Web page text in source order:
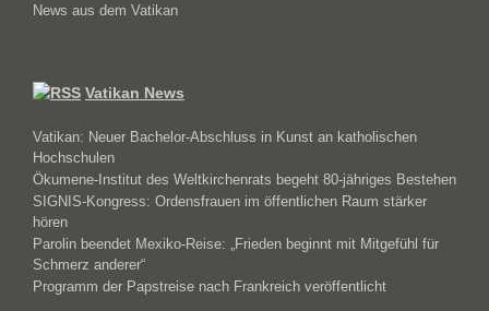
News aus dem Vatikan
Vatikan News
Vatikan: Neuer Bachelor-Abschluss in Kunst an katholischen
Hochschulen
Ökumene-Institut des Weltkirchenrats begeht 80-jähriges Bestehen
SIGNIS-Kongress: Ordensfrauen im öffentlichen Raum stärker
hören
Parolin beendet Mexiko-Reise: „Frieden beginnt mit Mitgefühl für
Schmerz anderer“
Programm der Papstreise nach Frankreich veröffentlicht